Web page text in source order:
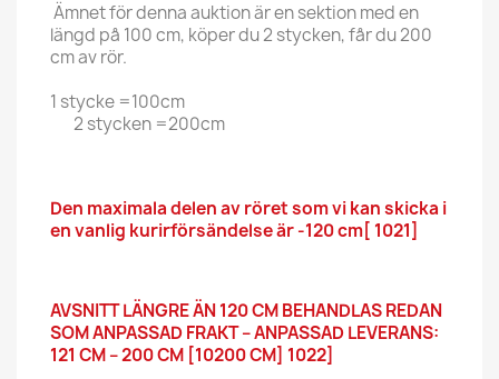
Ämnet för denna auktion är en sektion med en
längd på 100 cm, köper du 2 stycken, får du 200
cm av rör.
1 stycke =100cm
2 stycken =200cm
Den maximala delen av röret som vi kan skicka i
en vanlig kurirförsändelse är -120 cm[ 1021]
AVSNITT LÄNGRE ÄN 120 CM BEHANDLAS REDAN
SOM ANPASSAD FRAKT – ANPASSAD LEVERANS:
121 CM – 200 CM [10200 CM] 1022]